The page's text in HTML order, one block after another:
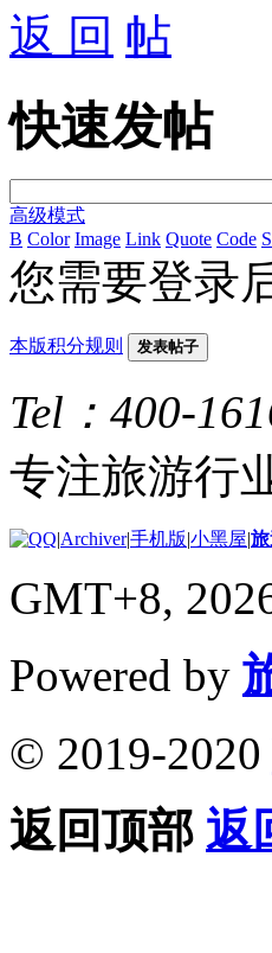
返 回
快速发帖
高级模式
B Color Image Link Quote Code
您需要登录
本版积分规则 发表帖子
Tel：400-
专注旅游行
|Archiver|手机版|小黑屋|
GMT+8,
Powered by
© 2019-2020
返回顶部 返